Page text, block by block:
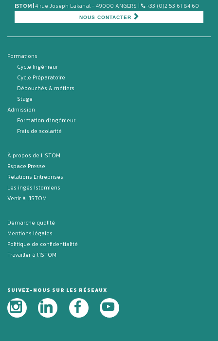
ISTOM | 4 rue Joseph Lakanal - 49000 ANGERS | +33 (0)2 53 61 84 60
NOUS CONTACTER
Formations
Cycle Ingénieur
Cycle Préparatoire
Débouchés & métiers
Stage
Admission
Formation d'ingénieur
Frais de scolarité
À propos de l'ISTOM
Espace Presse
Relations Entreprises
Les ingés Istomiens
Venir à l'ISTOM
Démarche qualité
Mentions légales
Politique de confidentialité
Travailler à l'ISTOM
SUIVEZ-NOUS SUR LES RÉSEAUX